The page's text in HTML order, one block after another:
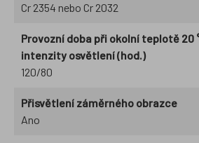
Cr 2354 nebo Cr 2032
Provozní doba při okolní teplotě 20
intenzity osvětlení (hod.)
120/80
Přisvětlení záměrného obrazce
Ano